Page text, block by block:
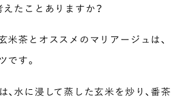
えたことありますか？
米茶とオススメのマリアージュは、
です。
、水に浸して蒸した玄米を炒り、番茶